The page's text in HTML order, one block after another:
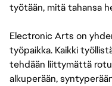
työtään, mitä tahansa
Electronic Arts on
työpaikka. Kaikki
tehdään liittymättä
alkuperään,